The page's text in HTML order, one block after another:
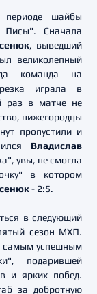
шайбы
Лисы". Сначала
, выведший
великолепный
команда на
играла в
раз в матче не
нижегородцы
пропустили и
Владислав
увы, не смогла
в котором
- 2:5.
в следующий
сезон МХЛ.
самым успешным
подарившей
и ярких побед.
за добротную